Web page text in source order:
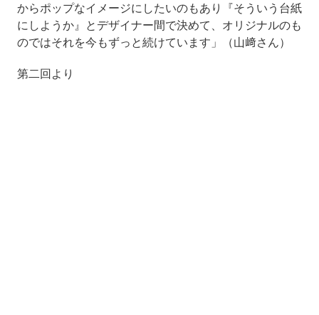
からポップなイメージにしたいのもあり『そういう台紙
にしようか』とデザイナー間で決めて、オリジナルのも
のではそれを今もずっと続けています」（山﨑さん）
第二回より